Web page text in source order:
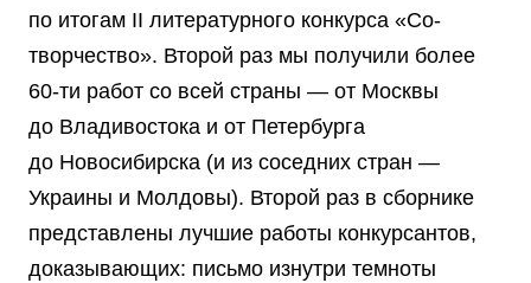
по итогам II литературного конкурса «Со-
творчество». Второй раз мы получили более
60-ти работ со всей страны — от Москвы
до Владивостока и от Петербурга
до Новосибирска (и из соседних стран —
Украины и Молдовы). Второй раз в сборнике
представлены лучшие работы конкурсантов,
доказывающих: письмо изнутри темноты